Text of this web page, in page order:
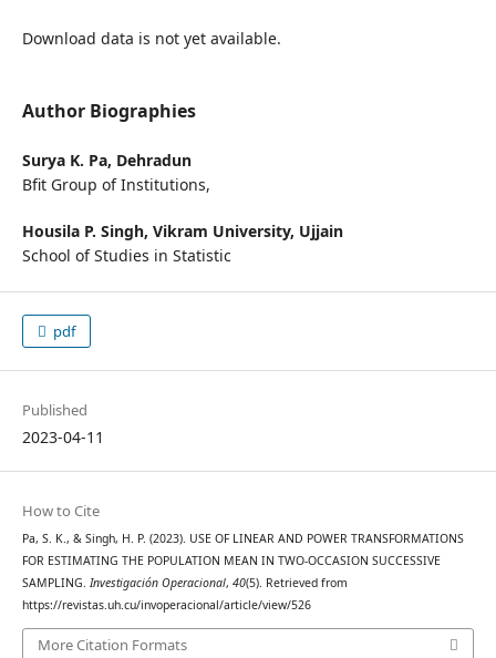
Download data is not yet available.
Author Biographies
Surya K. Pa, Dehradun
Bfit Group of Institutions,
Housila P. Singh, Vikram University, Ujjain
School of Studies in Statistic
pdf
Published
2023-04-11
How to Cite
Pa, S. K., & Singh, H. P. (2023). USE OF LINEAR AND POWER TRANSFORMATIONS
FOR ESTIMATING THE POPULATION MEAN IN TWO-OCCASION SUCCESSIVE
SAMPLING. Investigación Operacional, 40(5). Retrieved from
https://revistas.uh.cu/invoperacional/article/view/526
More Citation Formats